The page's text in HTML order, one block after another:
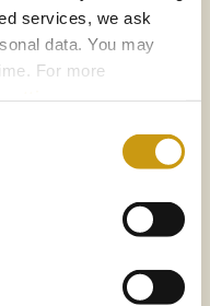
services, we ask
data. You may
For more